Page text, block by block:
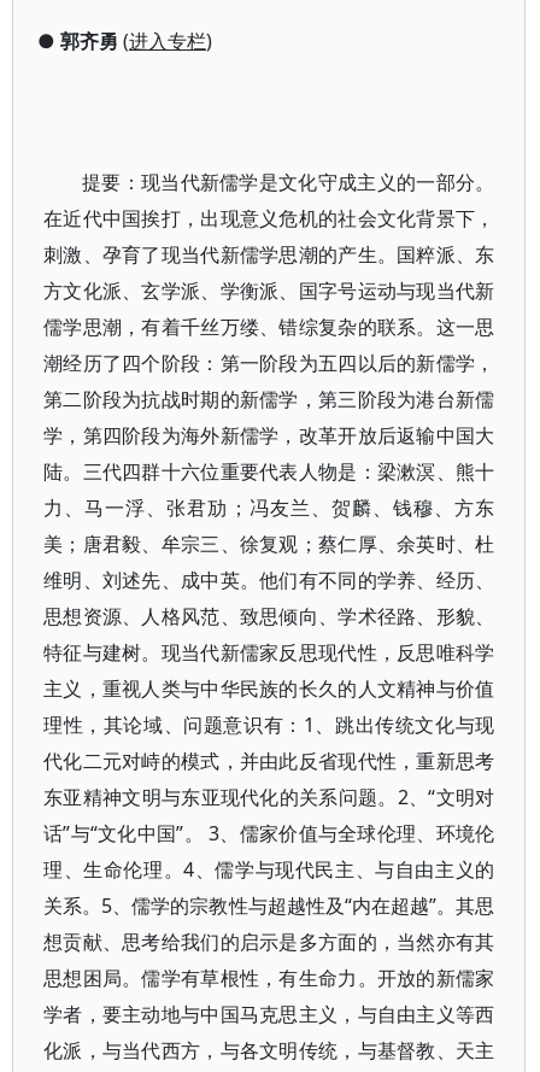
● 郭齐勇 (进入专栏)
提要：现当代新儒学是文化守成主义的一部分。
在近代中国挨打，出现意义危机的社会文化背景下，
刺激、孕育了现当代新儒学思潮的产生。国粹派、东
方文化派、玄学派、学衡派、国字号运动与现当代新
儒学思潮，有着千丝万缕、错综复杂的联系。这一思
潮经历了四个阶段：第一阶段为五四以后的新儒学，
第二阶段为抗战时期的新儒学，第三阶段为港台新儒
学，第四阶段为海外新儒学，改革开放后返输中国大
陆。三代四群十六位重要代表人物是：梁漱溟、熊十
力、马一浮、张君劢；冯友兰、贺麟、钱穆、方东
美；唐君毅、牟宗三、徐复观；蔡仁厚、余英时、杜
维明、刘述先、成中英。他们有不同的学养、经历、
思想资源、人格风范、致思倾向、学术径路、形貌、
特征与建树。现当代新儒家反思现代性，反思唯科学
主义，重视人类与中华民族的长久的人文精神与价值
理性，其论域、问题意识有：1、跳出传统文化与现
代化二元对峙的模式，并由此反省现代性，重新思考
东亚精神文明与东亚现代化的关系问题。2、“文明对
话”与“文化中国”。 3、儒家价值与全球伦理、环境伦
理、生命伦理。4、儒学与现代民主、与自由主义的
关系。5、儒学的宗教性与超越性及“内在超越”。其思
想贡献、思考给我们的启示是多方面的，当然亦有其
思想困局。儒学有草根性，有生命力。开放的新儒家
学者，要主动地与中国马克思主义，与自由主义等西
化派，与当代西方，与各文明传统，与基督教、天主